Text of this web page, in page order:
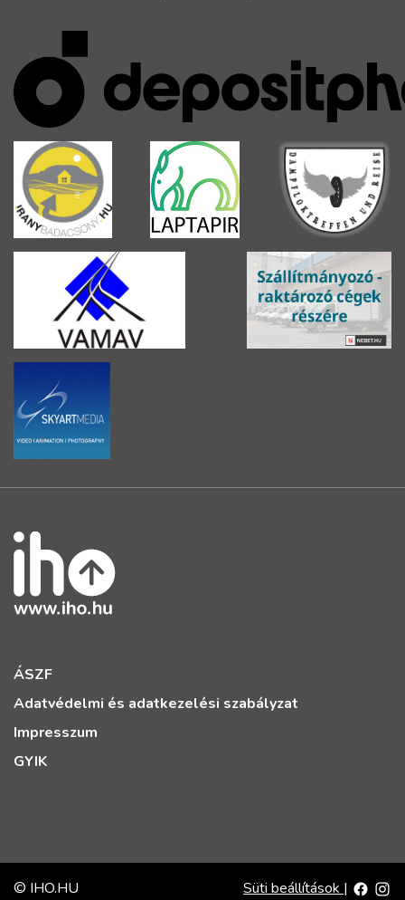
ÁSZF
Adatvédelmi és adatkezelési szabályzat
Impresszum
GYIK
© IHO.HU Süti beállítások |